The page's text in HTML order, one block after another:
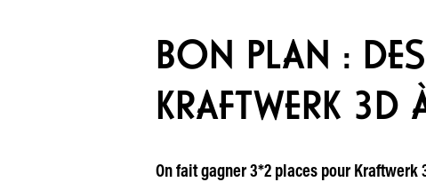
BON PLAN :
KRAFTWERK 3D
On fait gagner 3*2 places pour Kraftwerk